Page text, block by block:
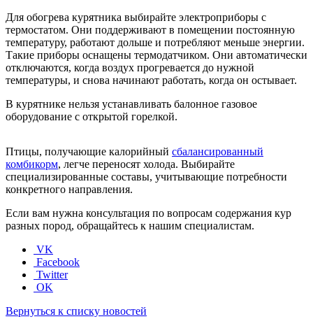
Для обогрева курятника выбирайте электроприборы с
термостатом. Они поддерживают в помещении постоянную
температуру, работают дольше и потребляют меньше энергии.
Такие приборы оснащены термодатчиком. Они автоматически
отключаются, когда воздух прогревается до нужной
температуры, и снова начинают работать, когда он остывает.
В курятнике нельзя устанавливать балонное газовое
оборудование с открытой горелкой.
Птицы, получающие калорийный сбалансированный
комбикорм, легче переносят холода. Выбирайте
специализированные составы, учитывающие потребности
конкретного направления.
Если вам нужна консультация по вопросам содержания кур
разных пород, обращайтесь к нашим специалистам.
VK
Facebook
Twitter
OK
Вернуться к списку новостей